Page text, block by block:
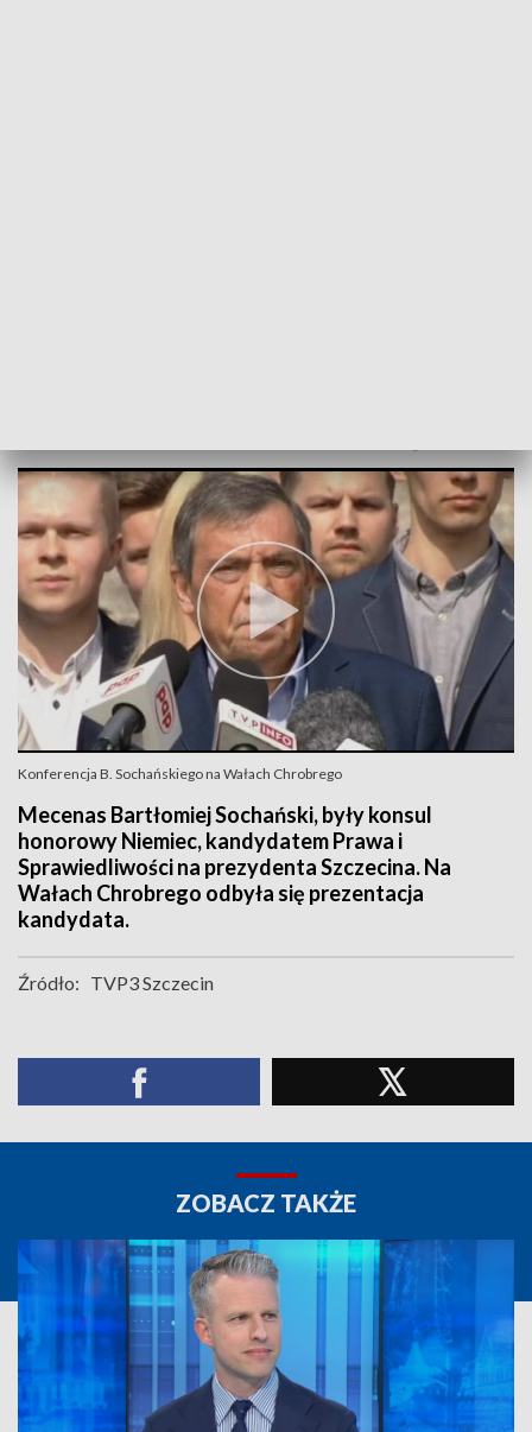
Konferencja B. Sochańskiego na Wałach Chrobrego
Mecenas Bartłomiej Sochański, były konsul
honorowy Niemiec, kandydatem Prawa i
Sprawiedliwości na prezydenta Szczecina. Na
Wałach Chrobrego odbyła się prezentacja
kandydata.
Źródło: TVP3 Szczecin
ZOBACZ TAKŻE